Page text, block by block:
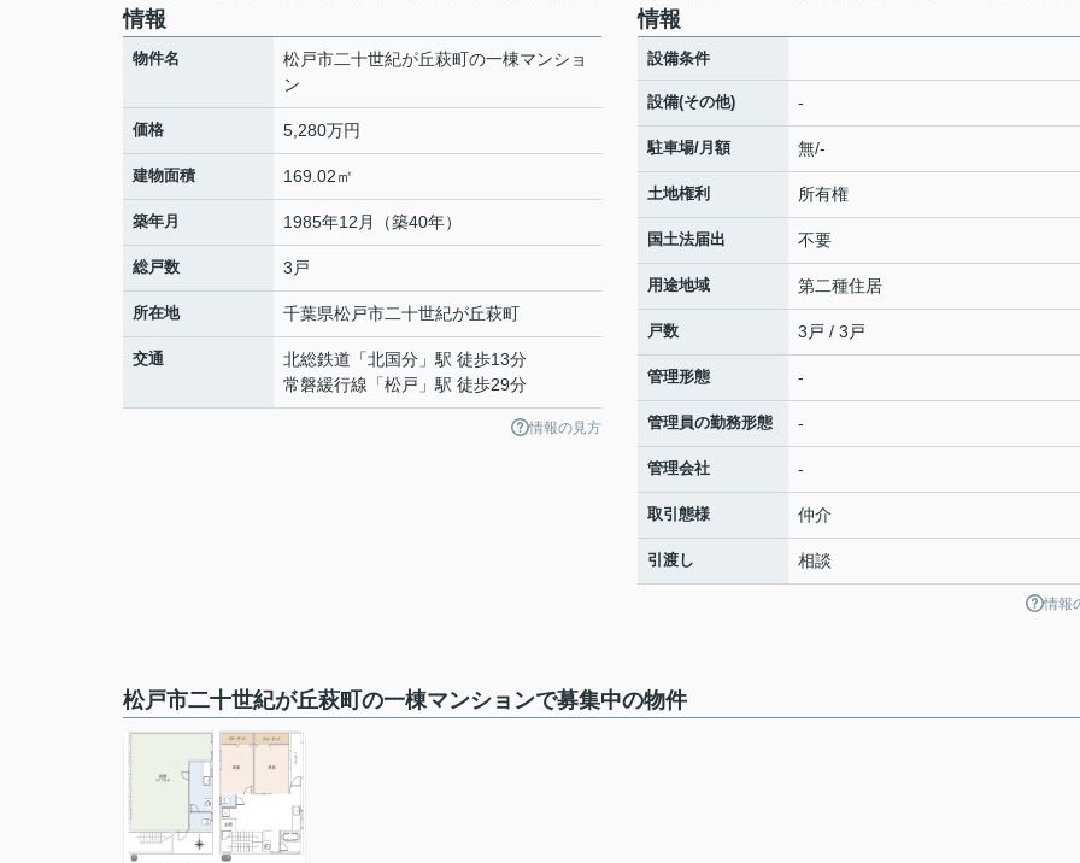
情報
物件名
松戸市二十世紀が丘萩町の一棟マンショ
ン
価格 5,280万円
建物面積 169.02㎡
築年月 1985年12月（築40年）
総戸数 3戸
所在地 千葉県松戸市二十世紀が丘萩町
交通 北総鉄道 「北国分 」駅 徒歩13分
常磐緩行線 「松戸 」駅 徒歩29分
情報の見方
情報
設備条件
設備(その他) -
駐車場/月額 無/-
土地権利 所有権
国土法届出 不要
用途地域 第二種住居
戸数 3戸 / 3戸
管理形態 -
管理員の勤務形態 -
管理会社 -
取引態様 仲介
引渡し 相談
情報
松戸市二十世紀が丘萩町の一棟マンションで募集中の物件